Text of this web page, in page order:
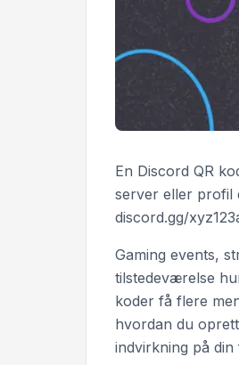
En Discord QR
server eller profil
discord.gg/
Gaming events,
tilstedeværelse
koder få flere
hvordan du
indvirkning på